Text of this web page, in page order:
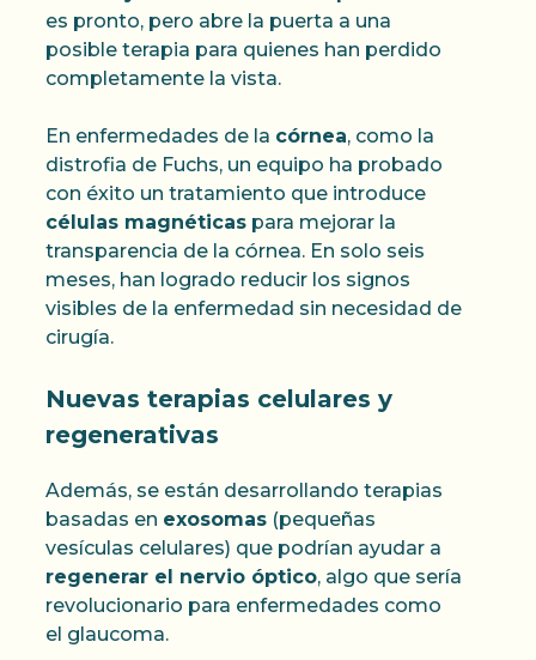
es pronto, pero abre la puerta a una
posible terapia para quienes han perdido
completamente la vista.
En enfermedades de la córnea, como la
distrofia de Fuchs, un equipo ha probado
con éxito un tratamiento que introduce
células magnéticas para mejorar la
transparencia de la córnea. En solo seis
meses, han logrado reducir los signos
visibles de la enfermedad sin necesidad de
cirugía.
Nuevas terapias celulares y
regenerativas
Además, se están desarrollando terapias
basadas en exosomas (pequeñas
vesículas celulares) que podrían ayudar a
regenerar el nervio óptico, algo que sería
revolucionario para enfermedades como
el glaucoma.